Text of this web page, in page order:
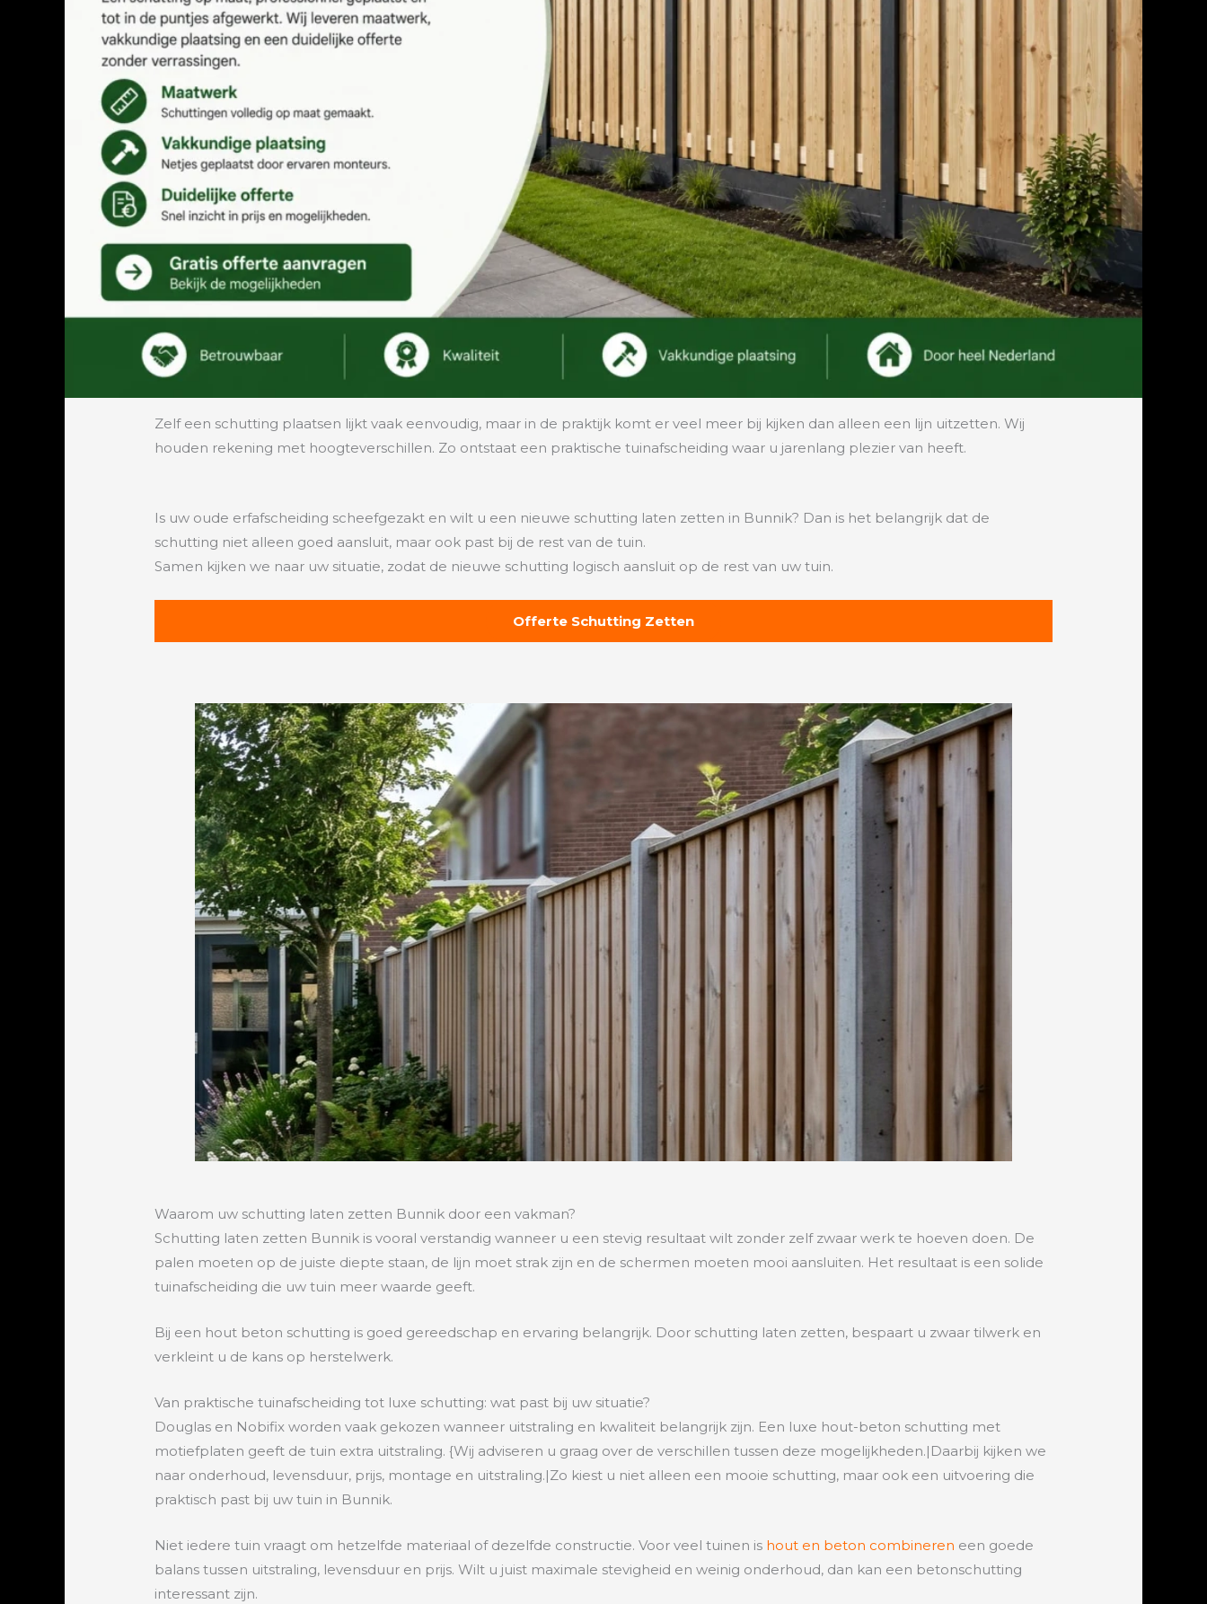
Zelf een schutting plaatsen lijkt vaak eenvoudig, maar in de praktijk komt er veel meer bij kijken dan alleen een lijn uitzetten. Wij
houden rekening met hoogteverschillen. Zo ontstaat een praktische tuinafscheiding waar u jarenlang plezier van heeft.
Is uw oude erfafscheiding scheefgezakt en wilt u een nieuwe schutting laten zetten in Bunnik? Dan is het belangrijk dat de
schutting niet alleen goed aansluit, maar ook past bij de rest van de tuin.
Samen kijken we naar uw situatie, zodat de nieuwe schutting logisch aansluit op de rest van uw tuin.
Offerte Schutting Zetten
Waarom uw schutting laten zetten Bunnik door een vakman?
Schutting laten zetten Bunnik is vooral verstandig wanneer u een stevig resultaat wilt zonder zelf zwaar werk te hoeven doen. De
palen moeten op de juiste diepte staan, de lijn moet strak zijn en de schermen moeten mooi aansluiten. Het resultaat is een solide
tuinafscheiding die uw tuin meer waarde geeft.
Bij een hout beton schutting is goed gereedschap en ervaring belangrijk. Door schutting laten zetten, bespaart u zwaar tilwerk en
verkleint u de kans op herstelwerk.
Van praktische tuinafscheiding tot luxe schutting: wat past bij uw situatie?
Douglas en Nobifix worden vaak gekozen wanneer uitstraling en kwaliteit belangrijk zijn. Een luxe hout-beton schutting met
motiefplaten geeft de tuin extra uitstraling. {Wij adviseren u graag over de verschillen tussen deze mogelijkheden.|Daarbij kijken we
naar onderhoud, levensduur, prijs, montage en uitstraling.|Zo kiest u niet alleen een mooie schutting, maar ook een uitvoering die
praktisch past bij uw tuin in Bunnik.
Niet iedere tuin vraagt om hetzelfde materiaal of dezelfde constructie. Voor veel tuinen is hout en beton combineren een goede
balans tussen uitstraling, levensduur en prijs. Wilt u juist maximale stevigheid en weinig onderhoud, dan kan een betonschutting
interessant zijn.